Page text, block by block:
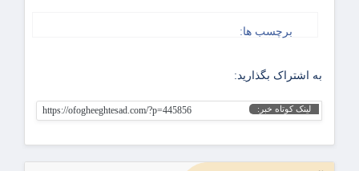
برچسب ها:
به اشتراک بگذارید:
لینک کوتاه خبر: https://ofogheeghtesad.com/?p=445856